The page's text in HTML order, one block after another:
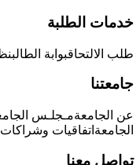
خدمات الطلبة
طلب الالتحاقبوابة الطالب
جامعتنا
عن الجامعةمـجلـس
الجامعة اتفاقيات وشراكات
تواصل معنا